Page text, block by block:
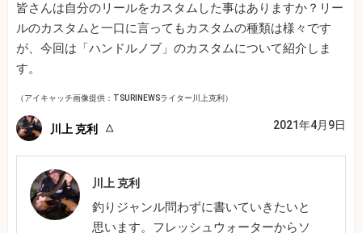
皆さんは自分のリールをカスタムした事はありますか？リー
ルのカスタムと一口に言ってもカスタムの種類は様々です
が、今回は「ハンドルノブ」のカスタムについて紹介しま
す。
（アイキャッチ画像提供：TSURINEWSライター川上克利）
川上 克利 2021年4月9日
川上 克利
釣りジャンル問わずに書いていきたいと
思います。フレッシュウォーターからソ